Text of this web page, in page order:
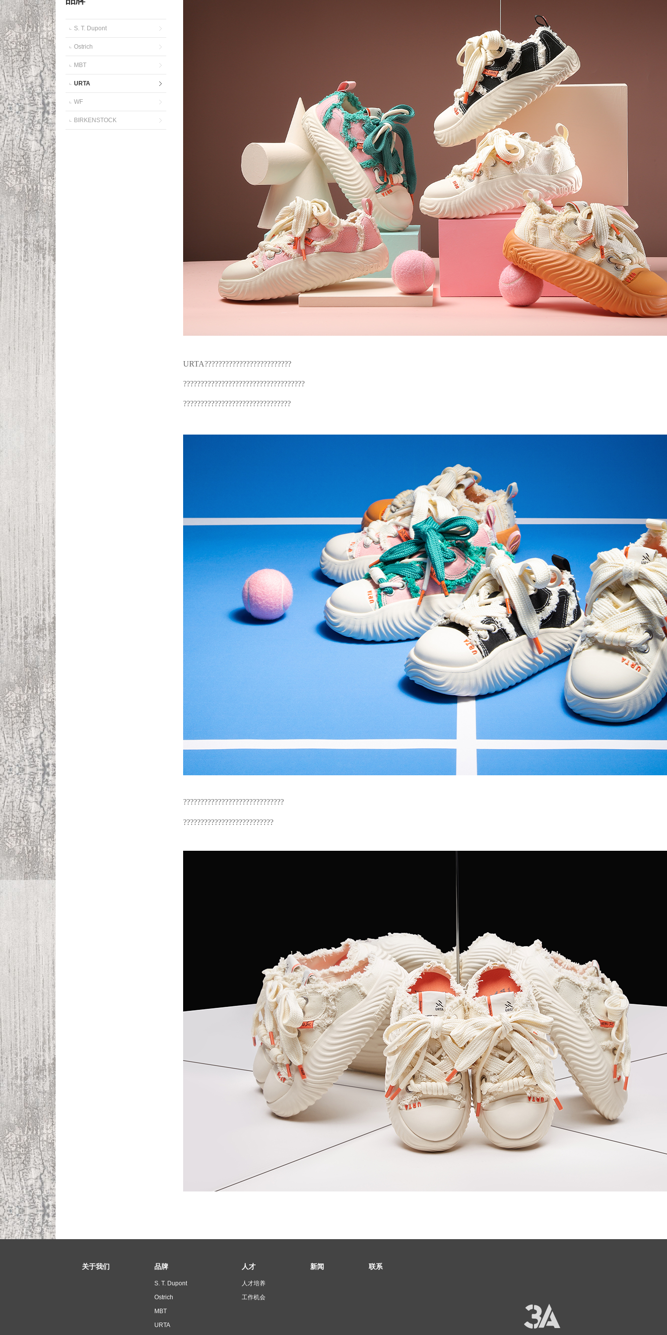
S. T. Dupont
Ostrich
MBT
URTA
WF
BIRKENSTOCK
URTA?????????????????????????
???????????????????????????????????
???????????????????????????????
?????????????????????????????
??????????????????????????
关于我们 品牌
S. T. Dupont
Ostrich
MBT
URTA
人才
人才培养
工作机会
新闻 联系